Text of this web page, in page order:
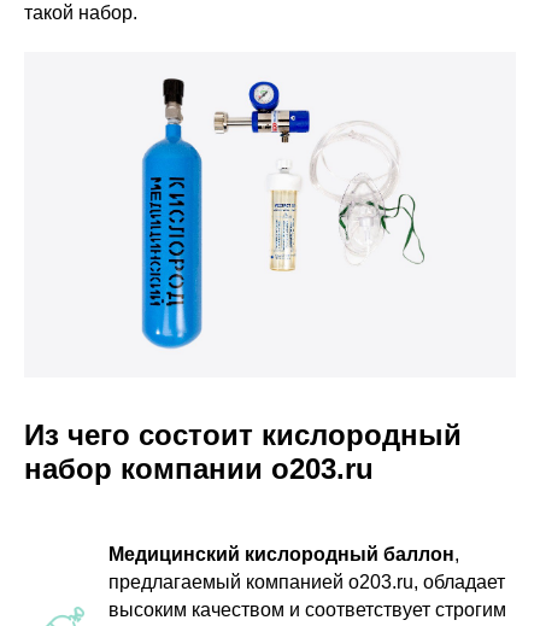
такой набор.
Из чего состоит кислородный
набор компании o203.ru
Медицинский кислородный баллон,
предлагаемый компанией o203.ru, обладает
высоким качеством и соответствует строгим